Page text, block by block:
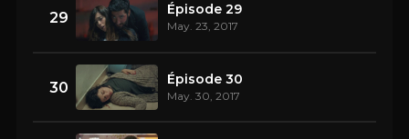
29 Épisode 29
May. 23, 2017
30 Épisode 30
May. 30, 2017